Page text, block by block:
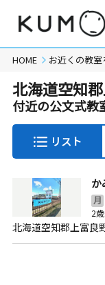
HOME お近くの教室
北海道空知
付近の公文式教
リスト
か
月
2
北海道空知郡上富